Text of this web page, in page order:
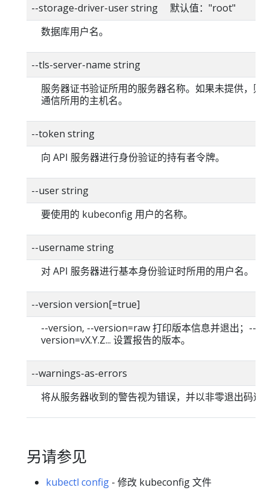
--storage-driver-user string 默认值："root"
数据库用户名。
--tls-server-name string
服务器证书验证所用的服务器名称。如果未提供，则
通信所用的主机名。
--token string
向 API 服务器进行身份验证的持有者令牌。
--user string
要使用的 kubeconfig 用户的名称。
--username string
对 API 服务器进行基本身份验证时所用的用户名。
--version version[=true]
--version, --version=raw 打印版本信息并退出；--
version=vX.Y.Z... 设置报告的版本。
--warnings-as-errors
将从服务器收到的警告视为错误，并以非零退出码退
另请参见
kubectl config - 修改 kubeconfig 文件